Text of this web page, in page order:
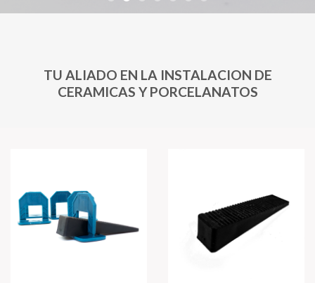
TU ALIADO EN LA INSTALACION DE
CERAMICAS Y PORCELANATOS